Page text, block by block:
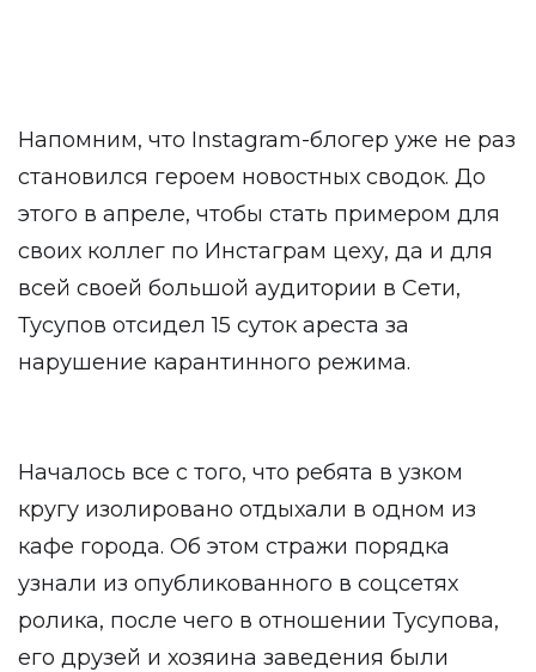
Напомним, что Instagram-блогер уже не раз
становился героем новостных сводок. До
этого в апреле, чтобы стать примером для
своих коллег по Инстаграм цеху, да и для
всей своей большой аудитории в Сети,
Тусупов отсидел 15 суток ареста за
нарушение карантинного режима.
Началось все с того, что ребята в узком
кругу изолировано отдыхали в одном из
кафе города. Об этом стражи порядка
узнали из опубликованного в соцсетях
ролика, после чего в отношении Тусупова,
его друзей и хозяина заведения были